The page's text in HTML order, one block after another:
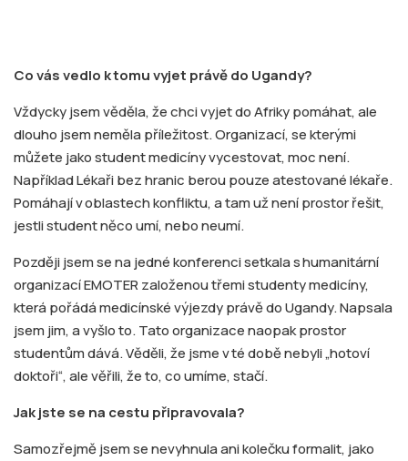
Co vás vedlo k tomu vyjet právě do Ugandy?
Vždycky jsem věděla, že chci vyjet do Afriky pomáhat, ale
dlouho jsem neměla příležitost. Organizací, se kterými
můžete jako student medicíny vycestovat, moc není.
Například Lékaři bez hranic berou pouze atestované lékaře.
Pomáhají v oblastech konfliktu, a tam už není prostor řešit,
jestli student něco umí, nebo neumí.
Později jsem se na jedné konferenci setkala s humanitární
organizací EMOTER založenou třemi studenty medicíny,
která pořádá medicínské výjezdy právě do Ugandy. Napsala
jsem jim, a vyšlo to. Tato organizace naopak prostor
studentům dává. Věděli, že jsme v té době nebyli „hotoví
doktoři“, ale věřili, že to, co umíme, stačí.
Jak jste se na cestu připravovala?
Samozřejmě jsem se nevyhnula ani kolečku formalit, jako